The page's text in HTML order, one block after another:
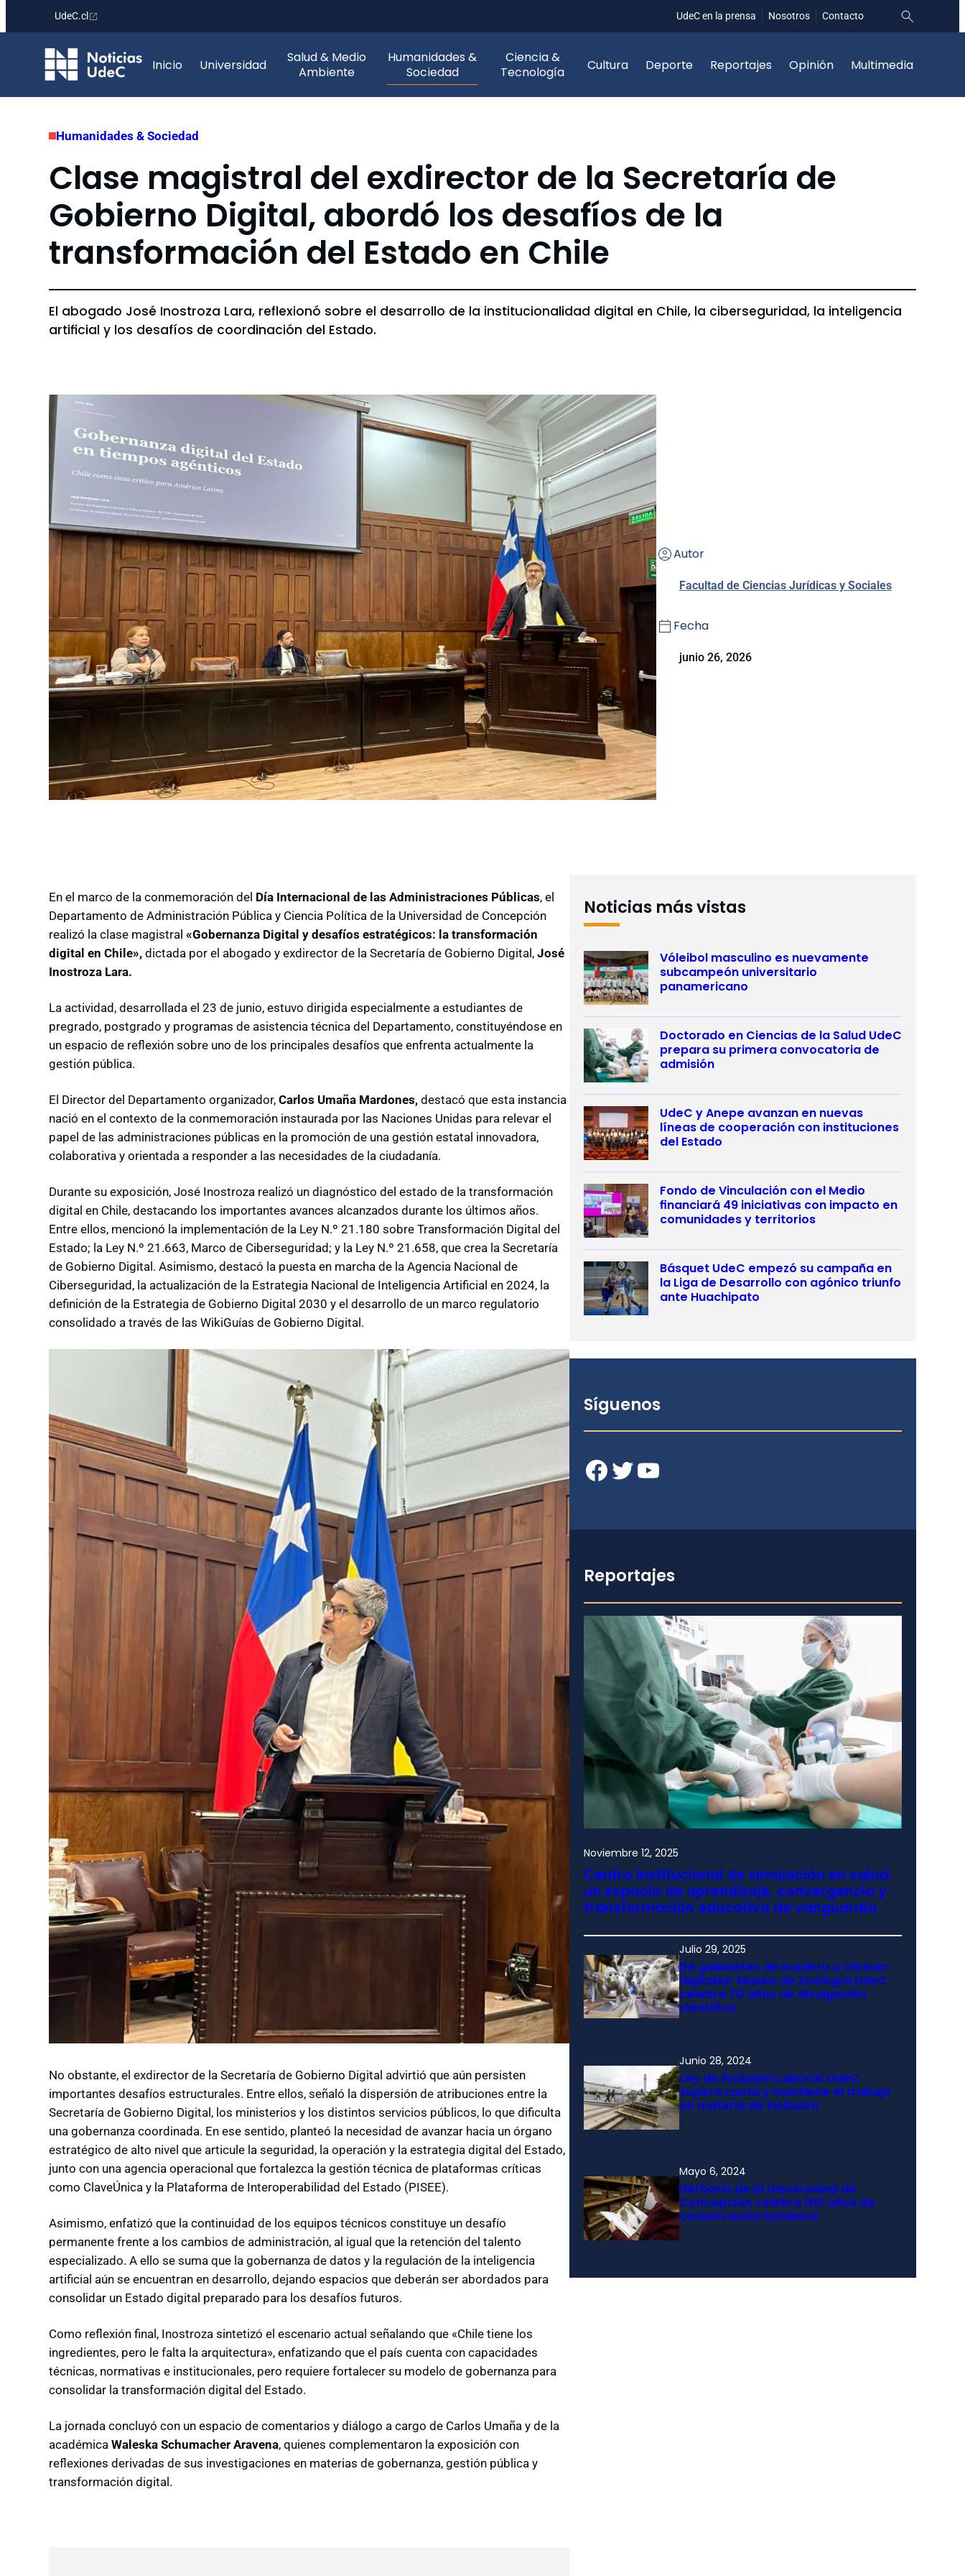
contenido
UdeC.cl UdeC en la prensa Nosotros Contacto
Inicio Universidad
Salud & Medio
Ambiente
Humanidades &
Sociedad
Ciencia &
Tecnología
Cultura Deporte Reportajes Opinión Multimedia
Humanidades & Sociedad
Clase magistral del exdirector de la Secretaría de
Gobierno Digital, abordó los desafíos de la
transformación del Estado en Chile
El abogado José Inostroza Lara, reflexionó sobre el desarrollo de la institucionalidad digital en Chile, la ciberseguridad, la inteligencia
artificial y los desafíos de coordinación del Estado.
Autor
Facultad de Ciencias Jurídicas y Sociales
Fecha
junio 26, 2026
En el marco de la conmemoración del Día Internacional de las Administraciones Públicas, el
Departamento de Administración Pública y Ciencia Política de la Universidad de Concepción
realizó la clase magistral «Gobernanza Digital y desafíos estratégicos: la transformación
digital en Chile», dictada por el abogado y exdirector de la Secretaría de Gobierno Digital, José
Inostroza Lara.
La actividad, desarrollada el 23 de junio, estuvo dirigida especialmente a estudiantes de
pregrado, postgrado y programas de asistencia técnica del Departamento, constituyéndose en
un espacio de reflexión sobre uno de los principales desafíos que enfrenta actualmente la
gestión pública.
El Director del Departamento organizador, Carlos Umaña Mardones, destacó que esta instancia
nació en el contexto de la conmemoración instaurada por las Naciones Unidas para relevar el
papel de las administraciones públicas en la promoción de una gestión estatal innovadora,
colaborativa y orientada a responder a las necesidades de la ciudadanía.
Durante su exposición, José Inostroza realizó un diagnóstico del estado de la transformación
digital en Chile, destacando los importantes avances alcanzados durante los últimos años.
Entre ellos, mencionó la implementación de la Ley N.º 21.180 sobre Transformación Digital del
Estado; la Ley N.º 21.663, Marco de Ciberseguridad; y la Ley N.º 21.658, que crea la Secretaría
de Gobierno Digital. Asimismo, destacó la puesta en marcha de la Agencia Nacional de
Ciberseguridad, la actualización de la Estrategia Nacional de Inteligencia Artificial en 2024, la
definición de la Estrategia de Gobierno Digital 2030 y el desarrollo de un marco regulatorio
consolidado a través de las WikiGuías de Gobierno Digital.
No obstante, el exdirector de la Secretaría de Gobierno Digital advirtió que aún persisten
importantes desafíos estructurales. Entre ellos, señaló la dispersión de atribuciones entre la
Secretaría de Gobierno Digital, los ministerios y los distintos servicios públicos, lo que dificulta
una gobernanza coordinada. En ese sentido, planteó la necesidad de avanzar hacia un órgano
estratégico de alto nivel que articule la seguridad, la operación y la estrategia digital del Estado,
junto con una agencia operacional que fortalezca la gestión técnica de plataformas críticas
como ClaveÚnica y la Plataforma de Interoperabilidad del Estado (PISEE).
Asimismo, enfatizó que la continuidad de los equipos técnicos constituye un desafío
permanente frente a los cambios de administración, al igual que la retención del talento
especializado. A ello se suma que la gobernanza de datos y la regulación de la inteligencia
artificial aún se encuentran en desarrollo, dejando espacios que deberán ser abordados para
consolidar un Estado digital preparado para los desafíos futuros.
Como reflexión final, Inostroza sintetizó el escenario actual señalando que «Chile tiene los
ingredientes, pero le falta la arquitectura», enfatizando que el país cuenta con capacidades
técnicas, normativas e institucionales, pero requiere fortalecer su modelo de gobernanza para
consolidar la transformación digital del Estado.
La jornada concluyó con un espacio de comentarios y diálogo a cargo de Carlos Umaña y de la
académica Waleska Schumacher Aravena, quienes complementaron la exposición con
reflexiones derivadas de sus investigaciones en materias de gobernanza, gestión pública y
transformación digital.
Noticias más vistas
Vóleibol masculino es nuevamente
subcampeón universitario
panamericano
Doctorado en Ciencias de la Salud UdeC
prepara su primera convocatoria de
admisión
UdeC y Anepe avanzan en nuevas
líneas de cooperación con instituciones
del Estado
Fondo de Vinculación con el Medio
financiará 49 iniciativas con impacto en
comunidades y territorios
Básquet UdeC empezó su campaña en
la Liga de Desarrollo con agónico triunfo
ante Huachipato
Síguenos
Facebook Twitter YouTube
Reportajes
Noviembre 12, 2025
Centro institucional de simulación en salud:
un espacio de aprendizaje, convergencia y
transformación educativa de vanguardia
Julio 29, 2025
De gabinetes de madera a vitrinas
digitales: Museo de Zoología UdeC
celebra 70 años de divulgación
científica
Junio 28, 2024
Ley de Inclusión Laboral: UdeC
supera cuota y mantiene el trabajo
en materia de inclusión
Mayo 6, 2024
Herbario de la Universidad de
Concepción celebra 100 años de
conservación botánica